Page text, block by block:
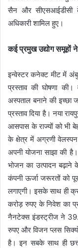
सैन और सीएसआईडीसी
अधिकारी शामिल हुए।
कई प्रमुख उद्योग समूहों
इन्वेस्टर कनेक्ट मीट में
प्रस्ताव की घोषणा की।
अस्पताल बनाने की इच्छा
प्रस्ताव दिया है। नया
आसपास के राज्यों को भी
के क्षेत्र में अग्रणी
अपनी योजना साझा की
भोजन का उत्पादन
कंपनी ऊर्जा जरूरतों को
लगाएगी। इसके साथ ही
करोड़ रुपए के निवेश का
नैनटेक्स इंडस्ट्रीज ने
रुपए और विजन प्लस
है। इन सबके साथ ही